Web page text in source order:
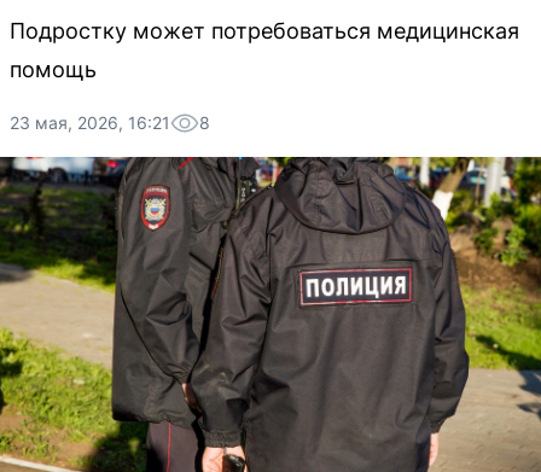
Подростку может потребоваться медицинская
помощь
23 мая, 2026, 16:21 8